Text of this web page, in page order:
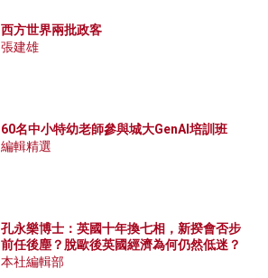
西方世界兩批政客
張建雄
60名中小特幼老師參與城大GenAI培訓班
編輯精選
孔永樂博士：英國十年換七相，新揆會否步
前任後塵？脫歐後英國經濟為何仍然低迷？
本社編輯部